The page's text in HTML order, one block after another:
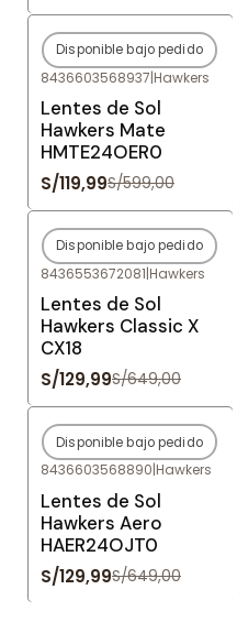
-80%OFF
Agotado
Disponible bajo pedido
8436603568937|Hawkers
Lentes de Sol
Hawkers Mate
HMTE24OER0
S/119,99S/599,00
-80%OFF
Agotado
Disponible bajo pedido
8436553672081|Hawkers
Lentes de Sol
Hawkers Classic X
CX18
S/129,99S/649,00
-80%OFF
Agotado
Disponible bajo pedido
8436603568890|Hawkers
Lentes de Sol
Hawkers Aero
HAER24OJT0
S/129,99S/649,00